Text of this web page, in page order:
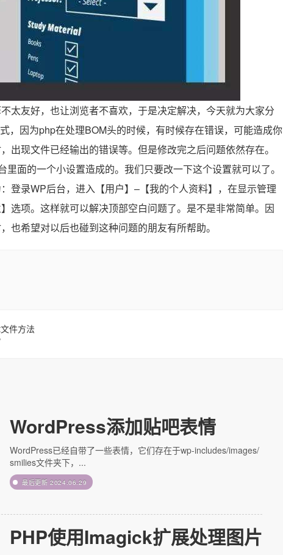
太友好，也让浏览者不喜欢，于是决定解决，今天就为大家分
，因为php在处理BOM头的时候，有时候存在错误，可能造成你
出现文件已经输出的错误等。但是修改完之后问题依然存在。
面的一个小设置造成的。我们只要改一下这个设置就可以了。
登录WP后台，进入【用户】–【我的个人资料】，在显示管理
选项。这样就可以解决顶部空白问题了。是不是非常简单。因
也希望对以后也碰到这种问题的朋友有所帮助。
件方法
WordPress添加贴吧表情
WordPress已经自带了一些表情，它们存在于wp-includes/images/
smilies文件夹下，...
最后更新2024.06.29
PHP使用Imagick扩展处理图片